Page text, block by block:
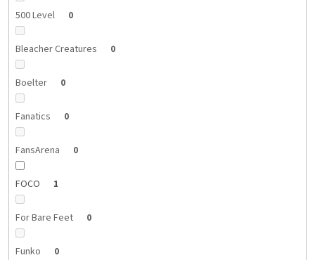
500 Level 0
Bleacher Creatures 0
Boelter 0
Fanatics 0
FansArena 0
FOCO 1
For Bare Feet 0
Funko 0